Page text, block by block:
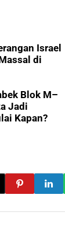
Israel
di
Blok M–
Jadi
Kapan?